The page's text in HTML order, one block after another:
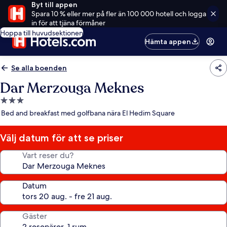
Byt till appen
Spara 10 % eller mer på fler än 100 000 hotell och logga
in för att tjäna förmåner
Hoppa till huvudsektionen
Hämta appen
Se alla boenden
Dar Merzouga Meknes
3.0-
stjärnigt
Bed and breakfast med golfbana nära El Hedim Square
Välj datum för att se priser
Vart reser du?
Datum
Gäster